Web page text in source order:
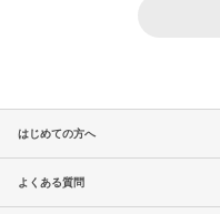
はじめての方へ
よくある質問